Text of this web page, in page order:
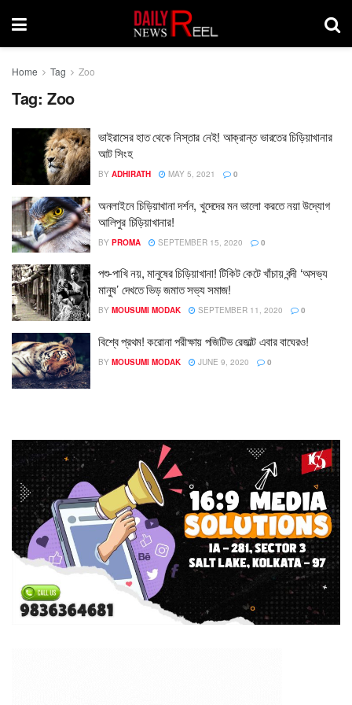
Home Tag Zoo
Tag: Zoo
ভাইরাসের হাত থেকে নিস্তার নেই! আক্রান্ত ভারতের চিড়িয়াখানার
আট সিংহ
BY ADHIRATH MAY 5, 2021 0
অনলাইনে চিড়িয়াখানা দর্শন, খুদেদের মন ভালো করতে নয়া উদ্যোগ
আলিপুর চিড়িয়াখানার!
BY PROMA SEPTEMBER 15, 2020 0
পশু-পাখি নয়, মানুষের চিড়িয়াখানা! টিকিট কেটে খাঁচায় বন্দী ‘অসভ্য
মানুষ’ দেখতে ভিড় জমাত সভ্য সমাজ!
BY MOUSUMI MODAK SEPTEMBER 11, 2020 0
বিশ্বে প্রথম! করোনা পরীক্ষায় পজিটিভ রেজাল্ট এবার বাঘেরও!
BY MOUSUMI MODAK JUNE 9, 2020 0